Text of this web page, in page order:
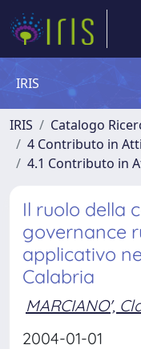
IRIS
IRIS
Catalogo
4 Contributo in
4.1 Contributo in
Il ruolo della
governance
applicativo
Calabria
MARCIANO',
2004-01-01